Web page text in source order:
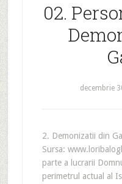
02.
decembrie
2. Demonizatii din
Sursa:
parte a lucrarii
perimetrul actual al